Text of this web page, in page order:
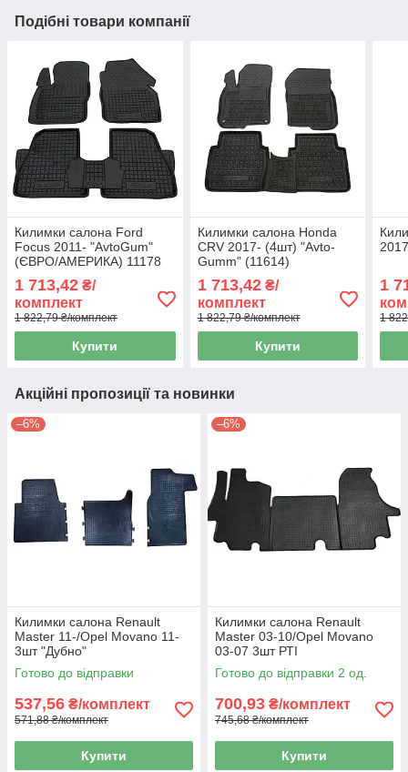
Подібні товари компанії
Килимки салона Ford
Focus 2011- "AvtoGum"
(ЄВРО/АМЕРИКА) 11178
1 713,42 ₴/
комплект
1 822,79 ₴/комплект
Купити
Килимки салона Honda
CRV 2017- (4шт) "Avto-
Gumm" (11614)
1 713,42₴/
комплект
1 822,79 ₴/комплект
Купити
1
1
Акційні пропозиції та новинки
–6%
Килимки салона Renault
Master 11-/Opel Movano 11-
3шт "Дубно"
Готово до відправки
537,56 ₴/комплект
571,88 ₴/комплект
Купити
–6%
Килимки салона Renault
Master 03-10/Opel Movano
03-07 3шт РТІ
Готово до відправки 2 од.
700,93 ₴/комплект
745,68 ₴/комплект
Купити